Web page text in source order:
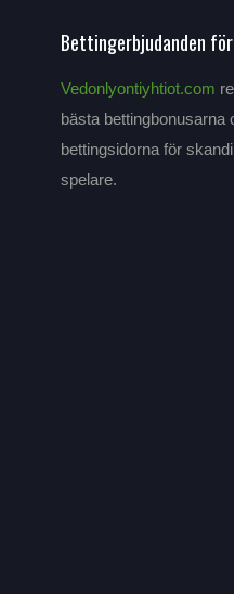
Bettingerbjudanden
Vedonlyontiyhtiot.com
bästa bettingbonusarna
bettingsidorna för
spelare.